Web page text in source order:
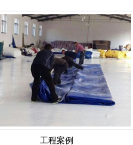
支架水池
工程案例